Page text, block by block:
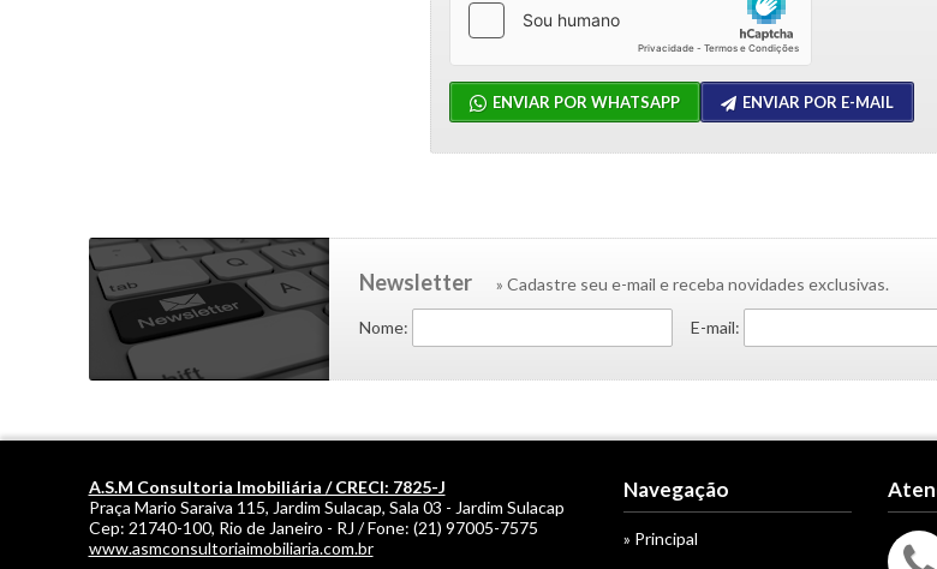
ENVIAR POR WHATSAPP ENVIAR POR E-MAIL
Newsletter » Cadastre seu e-mail e receba novidades exclusivas.
Nome: E-mail:
A.S.M Consultoria Imobiliária / CRECI: 7825-J
Praça Mario Saraiva 115, Jardim Sulacap, Sala 03 - Jardim Sulacap
Cep: 21740-100, Rio de Janeiro - RJ / Fone: (21) 97005-7575
www.asmconsultoriaimobiliaria.com.br
Navegação
» Principal